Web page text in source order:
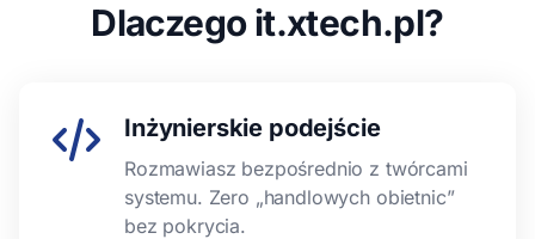
Dlaczego it.xtech.pl?
Inżynierskie podejście
Rozmawiasz bezpośrednio z twórcami
systemu. Zero „handlowych obietnic”
bez pokrycia.